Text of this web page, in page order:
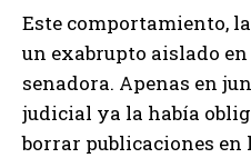
Este comportamiento,
un exabrupto aislado
senadora. Apenas en
judicial ya la había
borrar publicaciones en